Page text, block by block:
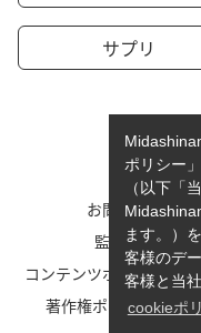
サプリ
お問い合わせ
監修者一覧
コンテンツポリシーと運
著作権ポリシー/免責
ポリシー
（以下「
ます。）
客様のデ
客様と当
cookieポ